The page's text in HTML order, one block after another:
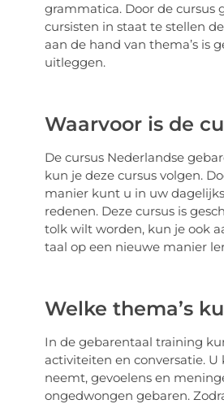
grammatica. Door de cursus
cursisten in staat te stellen
aan de hand van thema’s is
uitleggen.
Waarvoor is de
De cursus Nederlandse
kun je deze cursus volgen.
manier kunt u in uw
redenen. Deze cursus is
tolk wilt worden, kun je ook
taal op een nieuwe manier
Welke thema’s
In de gebarentaal training
activiteiten en conversatie.
neemt, gevoelens en
ongedwongen gebaren.